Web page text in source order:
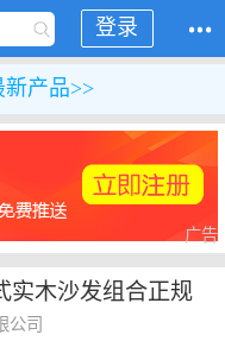
登录
新产品>>
广告
实木沙发组合正规
点你不能**
公司